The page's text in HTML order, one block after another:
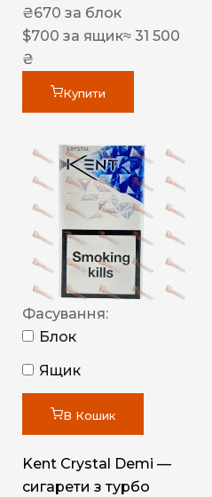
₴670 за блок
$700 за ящик≈ 31 500
₴
Купити
Фасування:
Блок
Ящик
В Кошик
Kent Crystal Demi —
сигарети з турбо